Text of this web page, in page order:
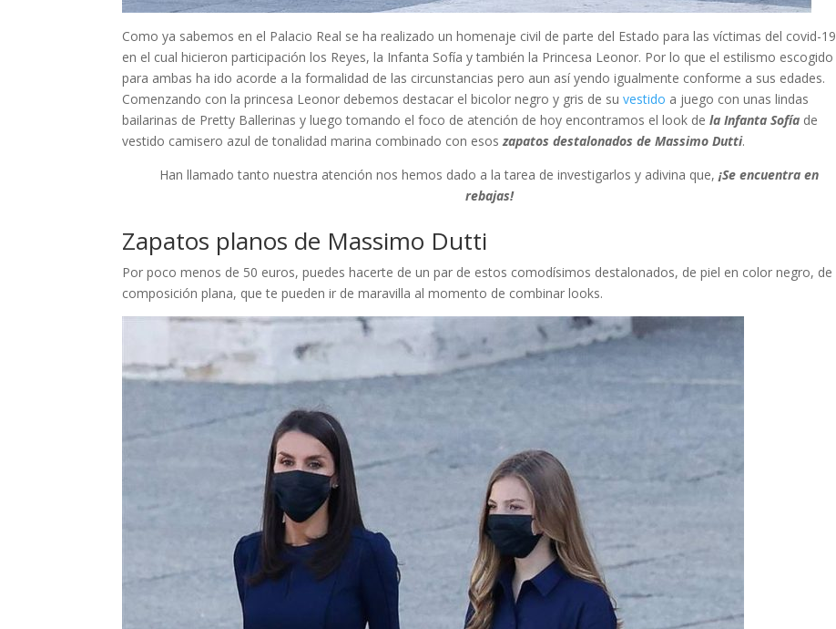
Como ya sabemos en el Palacio Real se ha realizado un homenaje civil de parte del Estado para las víctimas del covid-19
en el cual hicieron participación los Reyes, la Infanta Sofía y también la Princesa Leonor. Por lo que el estilismo escogido
para ambas ha ido acorde a la formalidad de las circunstancias pero aun así yendo igualmente conforme a sus edades.
Comenzando con la princesa Leonor debemos destacar el bicolor negro y gris de suvestido a juego con unas lindas
bailarinas de Pretty Ballerinas y luego tomando el foco de atención de hoy encontramos el look dela Infanta Sofía de
vestido camisero azul de tonalidad marina combinado con esoszapatos destalonados de Massimo Dutti.
Han llamado tanto nuestra atención nos hemos dado a la tarea de investigarlos y adivina que,¡Se encuentra en
rebajas!
Zapatos planos de Massimo Dutti
Por poco menos de 50 euros, puedes hacerte de un par de estos comodísimos destalonados, de piel en color negro, de
composición plana, que te pueden ir de maravilla al momento de combinar looks.